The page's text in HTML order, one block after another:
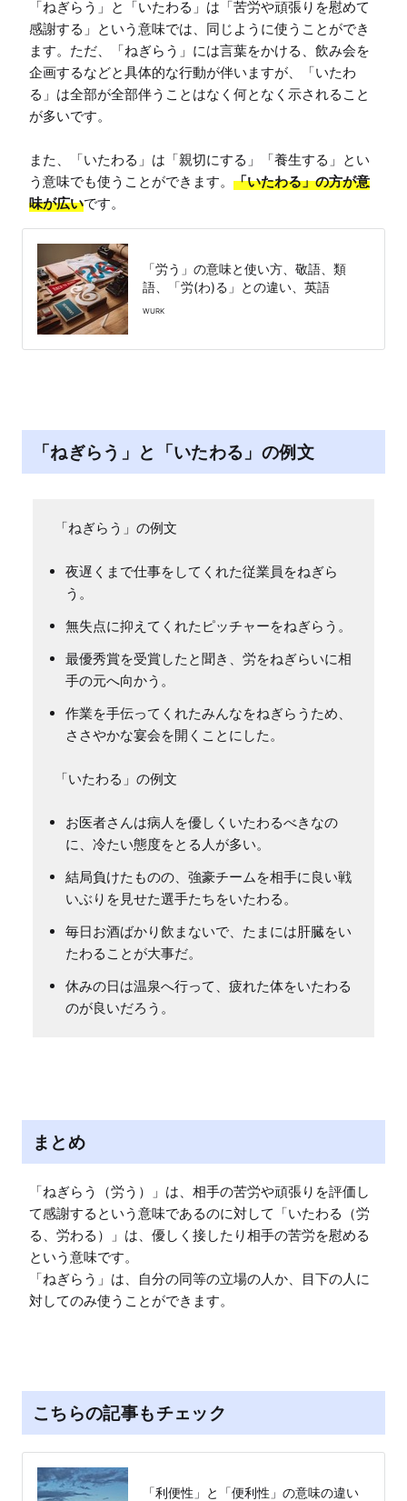
「ねぎらう」と「いたわる」は「苦労や頑張りを慰めて
感謝する」という意味では、同じように使うことができ
ます。ただ、「ねぎらう」には言葉をかける、飲み会を
企画するなどと具体的な行動が伴いますが、「いたわ
る」は全部が全部伴うことはなく何となく示されること
が多いです。
また、「いたわる」は「親切にする」「養生する」とい
う意味でも使うことができます。 「いたわる」の方が意
味が広いです。
「労う」の意味と使い方、敬語、類
語、「労(わ)る」との違い、英語
WURK
「ねぎらう」と「いたわる」の例文
夜遅くまで仕事をしてくれた従業員をねぎら
う。
無失点に抑えてくれたピッチャーをねぎらう。
最優秀賞を受賞したと聞き、労をねぎらいに相
手の元へ向かう。
作業を手伝ってくれたみんなをねぎらうため、
ささやかな宴会を開くことにした。
お医者さんは病人を優しくいたわるべきなの
に、冷たい態度をとる人が多い。
結局負けたものの、強豪チームを相手に良い戦
いぶりを見せた選手たちをいたわる。
毎日お酒ばかり飲まないで、たまには肝臓をい
たわることが大事だ。
休みの日は温泉へ行って、疲れた体をいたわる
のが良いだろう。
まとめ
「ねぎらう（労う）」は、相手の苦労や頑張りを評価し
て感謝するという意味であるのに対して「いたわる（労
る、労わる）」は、優しく接したり相手の苦労を慰める
という意味です。
「ねぎらう」は、自分の同等の立場の人か、目下の人に
対してのみ使うことができます。
こちらの記事もチェック
「利便性」と「便利性」の意味の違い